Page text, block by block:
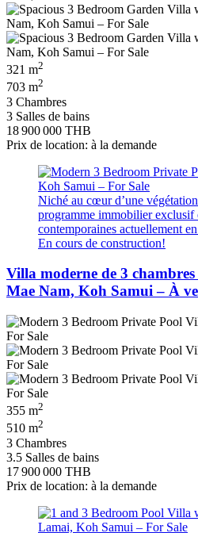
321 m2
703 m2
3 Chambres
3 Salles de bains
18 900 000 THB
Prix de location: à la demande
Niché au cœur d’une
programme immobilier exclusif
contemporaines actuellement
En cours de construction!
Villa moderne de 3
Mae Nam, Koh Samui – À
355 m2
510 m2
3 Chambres
3.5 Salles de bains
17 900 000 THB
Prix de location: à la demande